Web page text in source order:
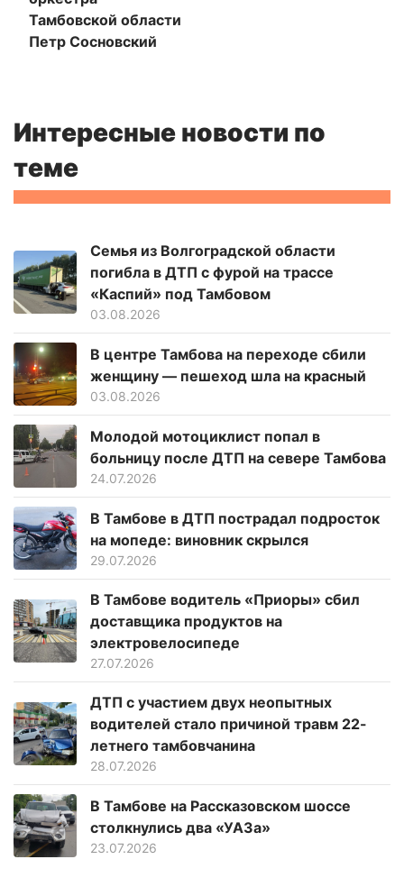
Тамбовской области
Петр Сосновский
Интересные новости по
теме
Семья из Волгоградской области
погибла в ДТП с фурой на трассе
«Каспий» под Тамбовом
03.08.2026
В центре Тамбова на переходе сбили
женщину — пешеход шла на красный
03.08.2026
Молодой мотоциклист попал в
больницу после ДТП на севере Тамбова
24.07.2026
В Тамбове в ДТП пострадал подросток
на мопеде: виновник скрылся
29.07.2026
В Тамбове водитель «Приоры» сбил
доставщика продуктов на
электровелосипеде
27.07.2026
ДТП с участием двух неопытных
водителей стало причиной травм 22-
летнего тамбовчанина
28.07.2026
В Тамбове на Рассказовском шоссе
столкнулись два «УАЗа»
23.07.2026